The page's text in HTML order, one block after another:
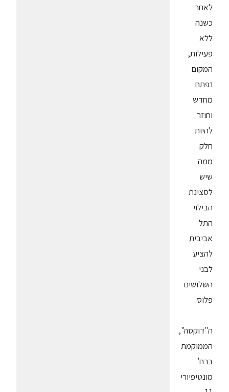
לאחר
כשנה
ללא
פעילות,
המקום
נפתח
מחדש
וחוזר
להיות
חלק
ממה
שיש
לסצינת
הבילוי
התל
אביבית
להציע
לבני
השלושים
פלוס.
ה"דוקסה",
הממוקמת
ברח'
מונטיפיורי